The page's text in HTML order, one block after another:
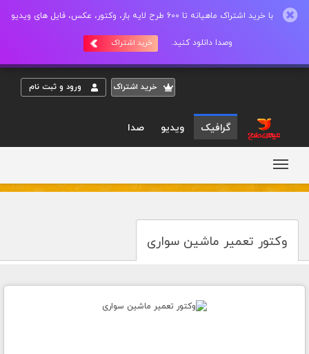
با خرید اشتراک ماهیانه تا 600 طرح لایه باز، وکتور، عکس، فایل های ویدیو
وصدا دانلود کنید. خرید اشتراک
خريد اشتراک ورود و ثبت نام
گرافیک ویدیو صدا
وکتور تعمیر ماشین سواری